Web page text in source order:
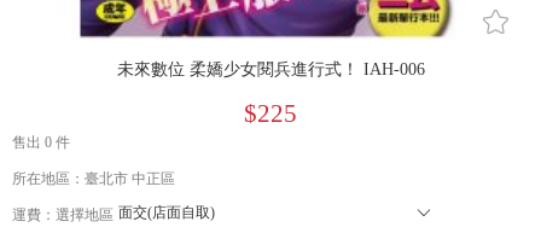
󰄔
未來數位 柔嬌少女閱兵進行式！ IAH-006
$225
售出 0 件
所在地區：臺北市 中正區
運費： 選擇地區 面交(店面自取) 󰄘